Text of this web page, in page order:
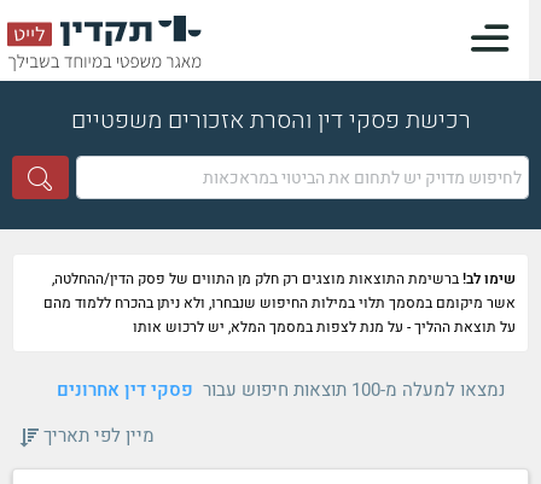
רכישת פסקי דין והסרת אזכורים משפטיים
שימו לב!ברשימת התוצאות מוצגים רק חלק מן התווים של פסק הדין/ההחלטה,
אשר מיקומם במסמך תלוי במילות החיפוש שנבחרו, ולא ניתן בהכרח ללמוד מהם
על תוצאת ההליך - על מנת לצפות במסמך המלא, יש לרכוש אותו
נמצאו למעלה מ-100 תוצאות חיפוש עבור
פסקי דין אחרונים
מיין לפי תאריך